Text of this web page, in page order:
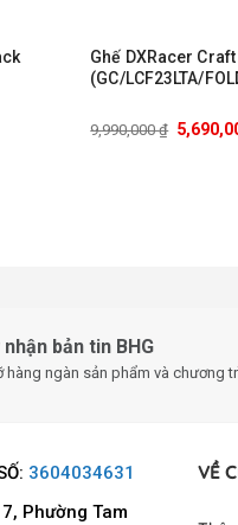
Ghế DXRacer
(GC/LCF23LTA/
9,990,000₫
bản tin BHG
hàng ngàn sản phẩm và chương
3604034631
Phường Tam
VỀ